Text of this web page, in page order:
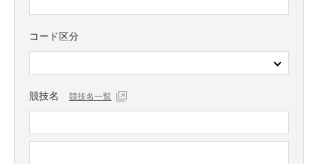
コード区分
競技名 競技名一覧